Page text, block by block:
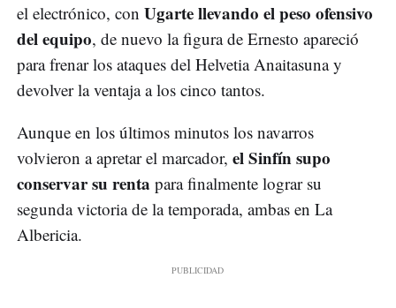
el electrónico, con Ugarte llevando el peso ofensivo
del equipo, de nuevo la figura de Ernesto apareció
para frenar los ataques del Helvetia Anaitasuna y
devolver la ventaja a los cinco tantos.
Aunque en los últimos minutos los navarros
volvieron a apretar el marcador, el Sinfín supo
conservar su renta para finalmente lograr su
segunda victoria de la temporada, ambas en La
Albericia.